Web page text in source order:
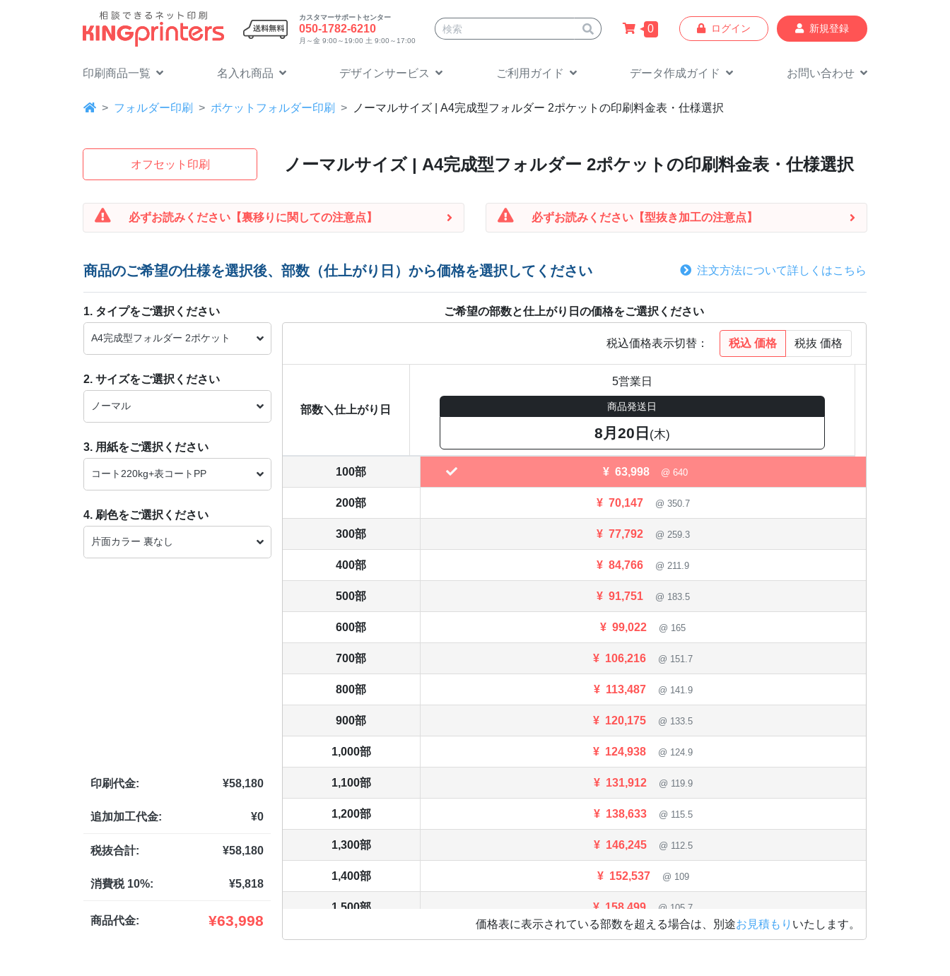
カスタマーサポートセンター
050-1782-6210
月～金 9:00～19:00 土 9:00～17:00
サイト内検索 0 ログイン 新規登録
印刷商品一覧 名入れ商品 デザインサービス ご利用ガイド データ作成ガイド お問い合わせ
フォルダー印刷 ポケットフォルダー印刷 ノーマルサイズ | A4完成型フォルダー 2ポケットの印刷料金表・仕様選択
オフセット印刷 ノーマルサイズ | A4完成型フォルダー 2ポケットの印刷料金表・仕様選択
必ずお読みください 【裏移りに関しての注意点】 必ずお読みください 【型抜き加工の注意点】
商品のご希望の仕様を選択後、部数（仕上がり日）から価格を選択してください 注文方法について詳しくはこちら
1. タイプをご選択ください
A4完成型フォルダー 2ポケット
2. サイズをご選択ください
ノーマル
3. 用紙をご選択ください
コート220kg+表コートPP
4. 刷色をご選択ください
片面カラー 裏なし
ご希望の部数と仕上がり日の価格をご選択ください
税込価格表示切替： 税込 価格 税抜 価格
部数＼仕上がり日
5営業日
商品発送日
8月20日 (木)
100部 ¥ 63,998 @ 640
200部 ¥ 70,147 @ 350.7
300部 ¥ 77,792 @ 259.3
400部 ¥ 84,766 @ 211.9
500部 ¥ 91,751 @ 183.5
600部 ¥ 99,022 @ 165
700部 ¥ 106,216 @ 151.7
800部 ¥ 113,487 @ 141.9
900部 ¥ 120,175 @ 133.5
1,000部 ¥ 124,938 @ 124.9
1,100部 ¥ 131,912 @ 119.9
1,200部 ¥ 138,633 @ 115.5
1,300部 ¥ 146,245 @ 112.5
1,400部 ¥ 152,537 @ 109
1,500部 ¥ 158,499 @ 105.7
1,600部 ¥ 165,506 @ 103.4
価格表に表示されている部数を超える場合は、別途お見積もり いたします。
印刷代金: ¥58,180
追加加工代金: ¥0
税抜合計: ¥58,180
消費税 10%: ¥5,818
商品代金: ¥63,998